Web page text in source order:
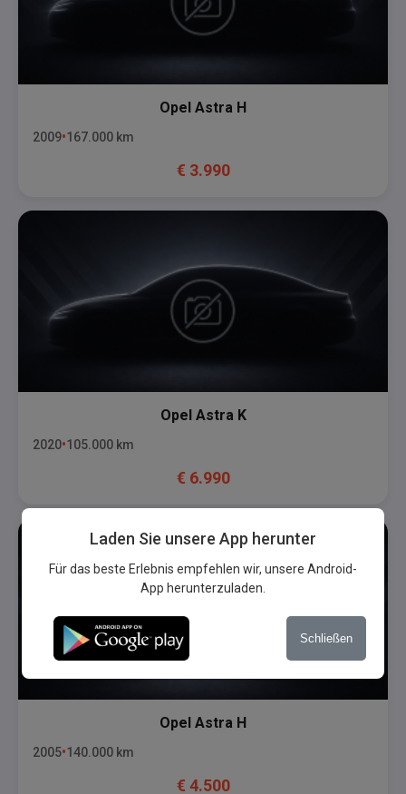
Opel Astra H
2009 167.000 km
€ 3.990
Opel Astra K
2020 105.000 km
€ 6.990
Opel Astra H
2005 140.000 km
€ 4.500
Laden Sie unsere App herunter
Für das beste Erlebnis empfehlen wir, unsere Android-
App herunterzuladen.
Schließen